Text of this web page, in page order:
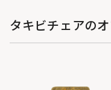
キャンプにおい
す。
タキビチェアの